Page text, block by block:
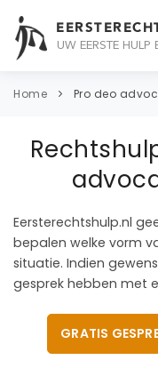
UW EERSTE HULP
ONDERWERPEN
ADVOCAAT
CONTACT
Home Pro deo
Eersterechtshulp.nl
bepalen welke vorm
situatie. Indien
gesprek hebben met
GRATIS